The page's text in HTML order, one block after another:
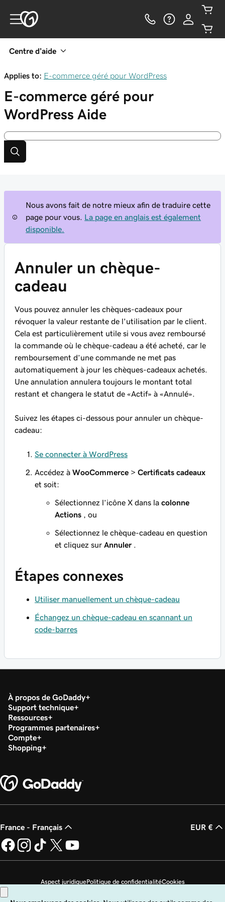
Centre d’aide
Applies to: E-commerce géré pour WordPress
E-commerce géré pour
WordPress Aide
Nous avons fait de notre mieux afin de traduire cette
page pour vous.
La page en anglais est également
disponible.
Annuler un chèque-
cadeau
Vous pouvez annuler les chèques-cadeaux pour
révoquer la valeur restante de l'utilisation par le client.
Cela est particulièrement utile si vous avez remboursé
la commande où le chèque-cadeau a été acheté, car le
remboursement d’une commande ne met pas
automatiquement à jour les chèques-cadeaux achetés.
Une annulation annulera toujours le montant total
restant et changera le statut de «Actif» à «Annulé».
Suivez les étapes ci-dessous pour annuler un chèque-
cadeau:
Se connecter à WordPress
Accédez à WooCommerce > Certificats cadeaux
et soit:
Sélectionnez l’icône X dans la colonne
Actions , ou
Sélectionnez le chèque-cadeau en question
et cliquez sur Annuler
Étapes connexes
Utiliser manuellement un chèque-cadeau
Échangez un chèque-cadeau en scannant un
code-barres
À propos de GoDaddy
Support technique
Ressources
Programmes partenaires
Compte
Shopping
France - Français EUR €
Aspect juridiquePolitique de confidentialitéCookies